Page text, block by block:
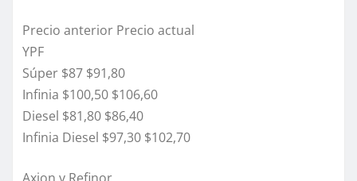
Precio anterior Precio actual
YPF
Súper $87 $91,80
Infinia $100,50 $106,60
Diesel $81,80 $86,40
Infinia Diesel $97,30 $102,70